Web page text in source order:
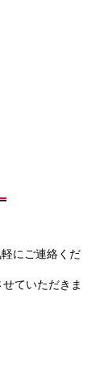
にご連絡くだ
ていただきま